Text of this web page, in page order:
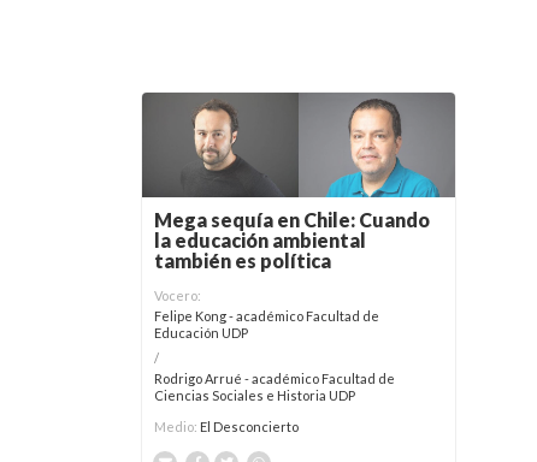
Mega sequía en Chile: Cuando
la educación ambiental
también es política
Vocero:
Felipe Kong - académico Facultad de
Educación UDP
/
Rodrigo Arrué - académico Facultad de
Ciencias Sociales e Historia UDP
Medio: El Desconcierto